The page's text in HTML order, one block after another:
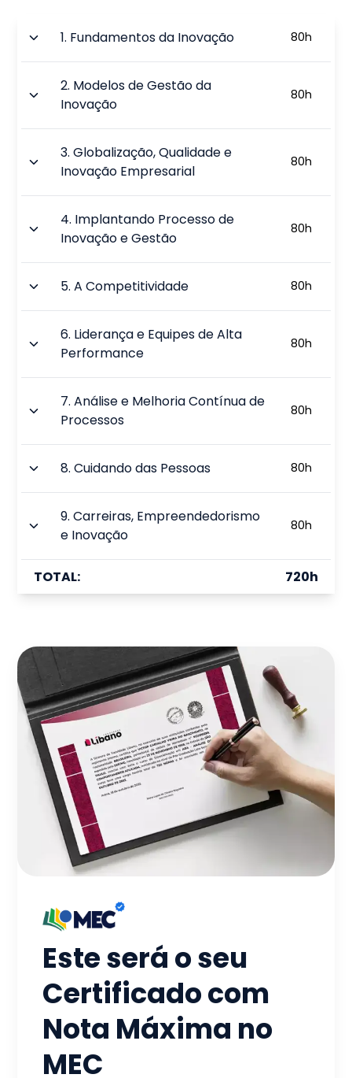
1. Fundamentos da Inovação 80h
2. Modelos de Gestão da
Inovação
80h
3.Globalização, Qualidade e
Inovação Empresarial
80h
4. Implantando Processo de
Inovação e Gestão
80h
5.A Competitividade 80h
6. Liderança e Equipes de Alta
Performance
80h
7.Análise e Melhoria Contínua de
Processos
80h
8.Cuidando das Pessoas 80h
9.Carreiras, Empreendedorismo
e Inovação
80h
TOTAL: 720h
Este será o seu
Certificado com
Nota Máxima no
MEC